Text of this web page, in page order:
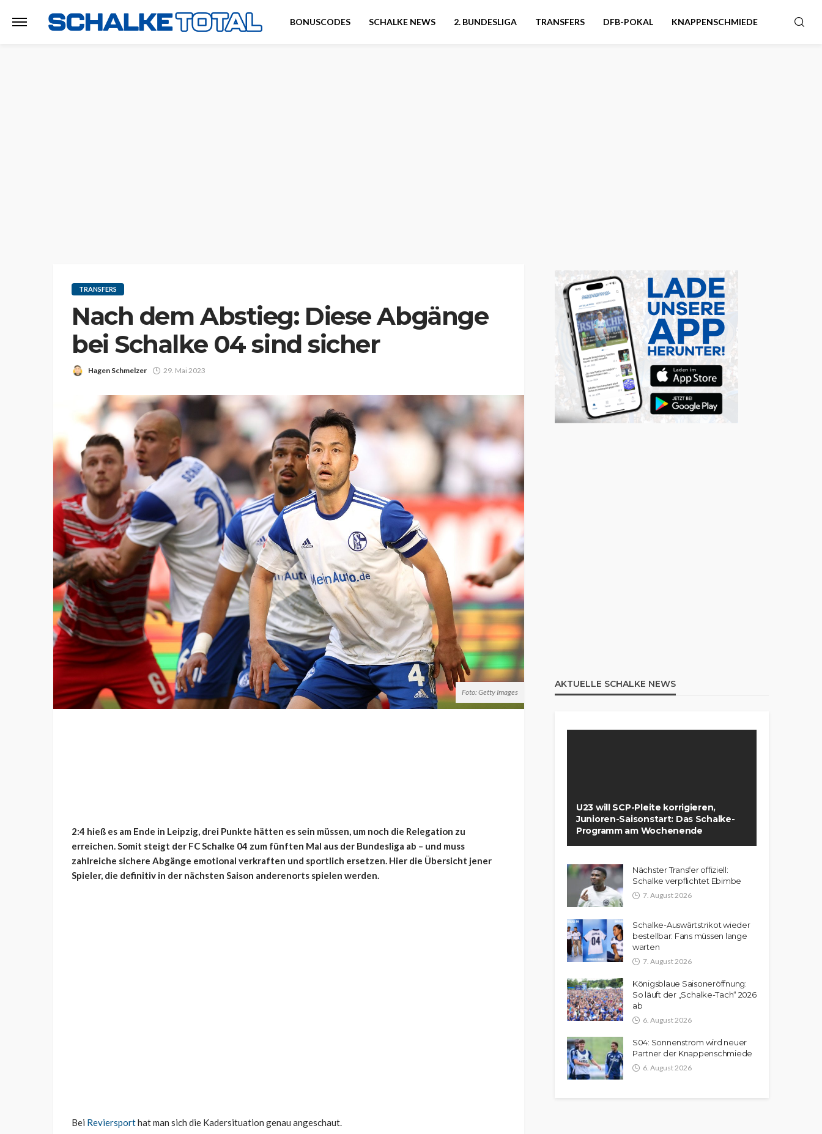
BONUSCODES SCHALKE NEWS 2. BUNDESLIGA TRANSFERS DFB-POKAL KNAPPENSCHMIEDE
TRANSFERS
Nach dem Abstieg: Diese Abgänge
bei Schalke 04 sind sicher
Hagen Schmelzer 29. Mai 2023
Foto: Getty Images
2:4 hieß es am Ende in Leipzig, drei Punkte hätten es sein müssen, um noch die Relegation zu
erreichen. Somit steigt der FC Schalke 04 zum fünften Mal aus der Bundesliga ab – und muss
zahlreiche sichere Abgänge emotional verkraften und sportlich ersetzen. Hier die Übersicht jener
Spieler, die definitiv in der nächsten Saison anderenorts spielen werden.
Bei Reviersporthat man sich die Kadersituation genau angeschaut.
AKTUELLE SCHALKE NEWS
U23 will SCP-Pleite korrigieren,
Junioren-Saisonstart: Das Schalke-
Programm am Wochenende
Nächster Transfer offiziell:
Schalke verpflichtet Ebimbe
7. August 2026
Schalke-Auswärtstrikot wieder
bestellbar: Fans müssen lange
warten
7. August 2026
Königsblaue Saisoneröffnung:
So läuft der „Schalke-Tach“ 2026
ab
6. August 2026
S04: Sonnenstrom wird neuer
Partner der Knappenschmiede
6. August 2026